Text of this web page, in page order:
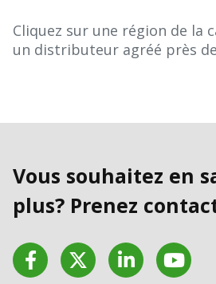
Cliquez sur une région de la
un distributeur agréé près
Vous souhaitez en
plus? Prenez
FacebookTwitter LinkedInYouTube